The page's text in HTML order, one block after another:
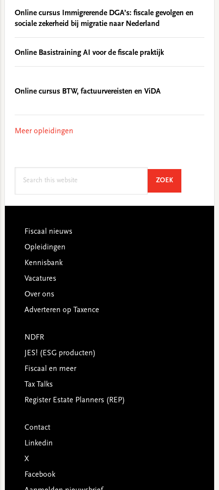
Online cursus Immigrerende DGA’s: fiscale gevolgen en
sociale zekerheid bij migratie naar Nederland
Online Basistraining AI voor de fiscale praktijk
Online cursus BTW, factuurvereisten en ViDA
Meer opleidingen
ZOEKSEARCH
Footer
Fiscaal nieuws
Opleidingen
Kennisbank
Vacatures
Over ons
Adverteren op Taxence
NDFR
JES! (ESG producten)
Fiscaal en meer
Tax Talks
Register Estate Planners (REP)
Contact
Linkedin
X
Facebook